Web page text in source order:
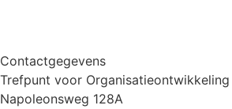
Contactgegevens
Trefpunt voor Organisatieontwikkeling
Napoleonsweg 128A